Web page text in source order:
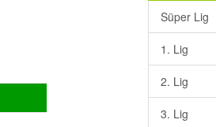
Süper Lig
1. Lig
2. Lig
3. Lig